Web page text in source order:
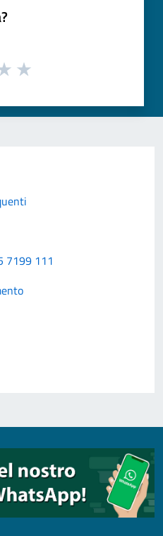
7199 111